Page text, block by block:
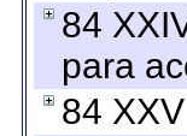
84
para
84